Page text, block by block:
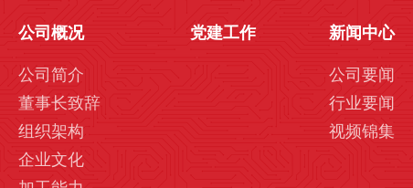
公司概况
公司简介
董事长致辞
组织架构
企业文化
党建工作 新闻中心
公司要闻
行业要闻
视频锦集